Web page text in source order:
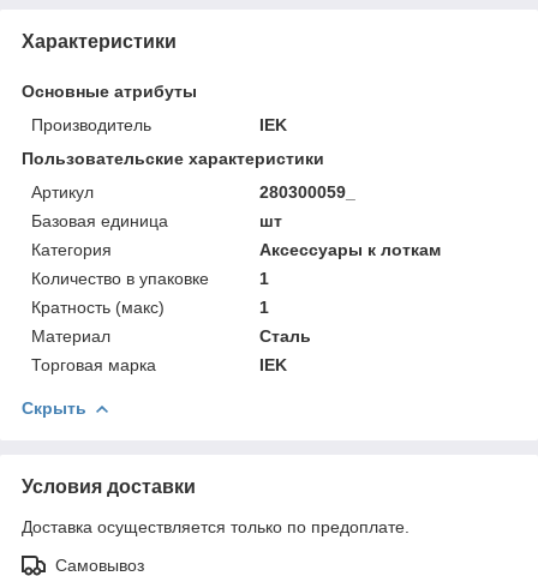
Характеристики
Основные атрибуты
Производитель
IEK
Пользовательские характеристики
Артикул
280300059_
Базовая единица
шт
Категория
Аксессуары к лоткам
Количество в упаковке
1
Кратность (макс)
1
Материал
Сталь
Торговая марка
IEK
Скрыть
Условия доставки
Доставка осуществляется только по предоплате.
Самовывоз